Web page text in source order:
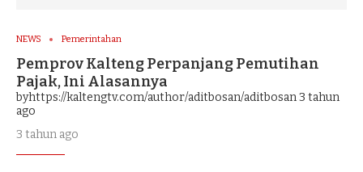
NEWS Pemerintahan
Pemprov Kalteng Perpanjang Pemutihan
Pajak, Ini Alasannya
byhttps://kaltengtv.com/author/aditbosan/aditbosan3 tahun
ago
3 tahun ago